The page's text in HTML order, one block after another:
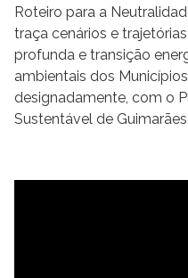
Roteiro para a
traça cenários e
profunda e transição
ambientais dos
designadamente, com o
Sustentável de